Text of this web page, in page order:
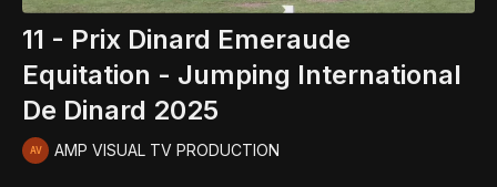
11 - Prix Dinard Emeraude
Equitation - Jumping International
De Dinard 2025
AMP VISUAL TV PRODUCTION